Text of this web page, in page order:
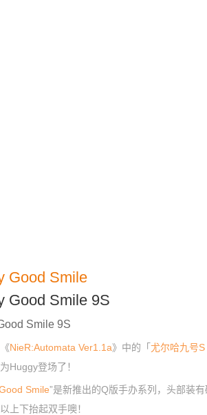
Good Smile
Good Smile 9S
Smile 9S
NieR:Automata Ver1.1a》中的「尤尔哈九号S
Huggy登场了！
Smile”是新推出的Q版手办系列，头部装有
上下抬起双手噢！